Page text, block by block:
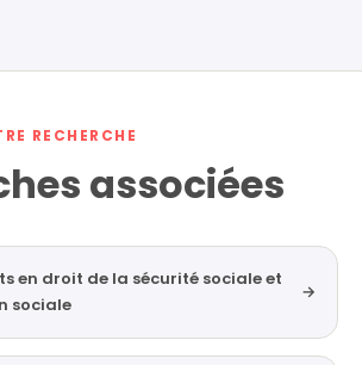
RECHERCHE
associées
en droit de la sécurité sociale et
sociale
→